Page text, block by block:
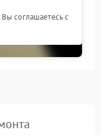
Вы соглашаетесь с